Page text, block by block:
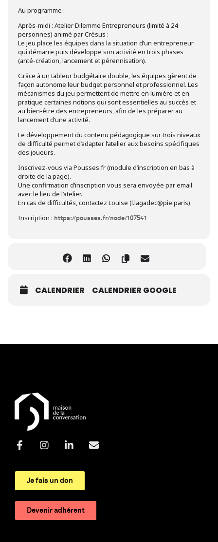
Au programme :
Après-midi : Atelier Dilemme Entrepreneurs (limité à 24
personnes) animé par Crésus :
Le jeu place les équipes dans la situation d’un entrepreneur
qui démarre puis développe son activité en trois phases
(anté-création, lancement et pérennisation).
Grâce à un tableur budgétaire double, les équipes gèrent de
façon autonome leur budget personnel et professionnel. Les
mécanismes du jeu permettent de mettre en lumière et en
pratique certaines notions qui sont essentielles au succès et
au bien-être des entrepreneurs, afin de les préparer au
lancement d’une activité.
Le développement du contenu pédagogique sur trois niveaux
de difficulté permet d’adapter l’atelier aux besoins spécifiques
des joueurs.
Inscrivez-vous via Pousses.fr (module d’inscription en bas à
droite de la page).
Une confirmation d’inscription vous sera envoyée par email
avec le lieu de l’atelier.
En cas de difficultés, contactez Louise (l.lagadec@pie.paris).
Inscription : https://pousses.fr/node/107541
CALENDRIER CALENDRIER GOOGLE
Je fais un don
Devenir adhérent